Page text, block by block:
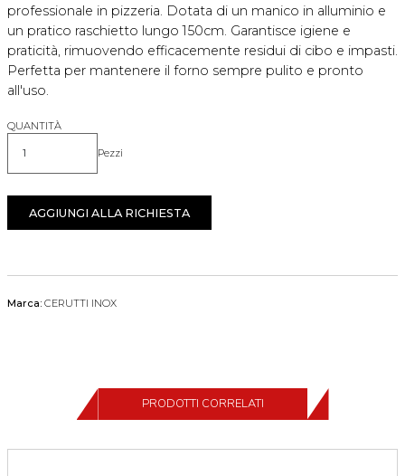
professionale in pizzeria. Dotata di un manico in alluminio e
un pratico raschietto lungo 150cm. Garantisce igiene e
praticità, rimuovendo efficacemente residui di cibo e impasti.
Perfetta per mantenere il forno sempre pulito e pronto
all'uso.
QUANTITÀ
Quantità Pezzi
AGGIUNGI ALLA RICHIESTA
Marca: CERUTTI INOX
PRODOTTI CORRELATI